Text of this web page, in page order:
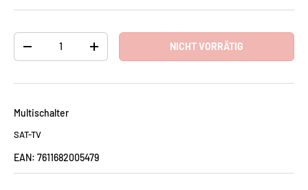
-
+ NICHT VORRÄTIG
Multischalter
SAT-TV
EAN: 7611682005479